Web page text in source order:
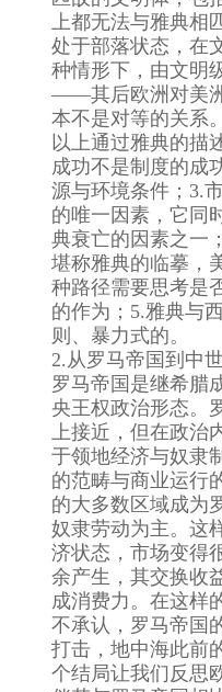
上都无法与雅典
处于部落状态，在
种情形下，由文明
——其后欧洲对美
本不是对等的关系。
以上通过雅典的描
成功不是制度的成
源与环境条件；3.
的唯一因素，它同
典衰亡的因素之一
堪称雅典的临摹，
种路径需要思考是
的作为；5.雅典与
则、暴力式的。
2.从罗马帝国到中
罗马帝国是继希
央王权政治形态。
上接近，但在政治
于领地经济与奴隶
的范畴与商业运行
的大多数区域成为
奴隶劳动为主。这
济状态，市场变得
余产生，其交换收
成消费力。在这样
不承认，罗马帝国
打击，地中海此前
个结局让我们反思